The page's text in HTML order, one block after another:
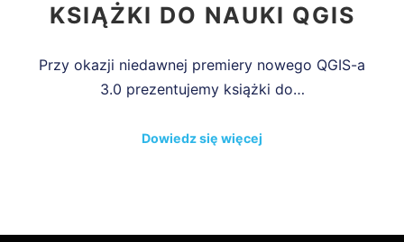
KSIĄŻKI DO NAUKI QGIS
Przy okazji niedawnej premiery nowego QGIS-a
3.0 prezentujemy książki do…
Dowiedz się więcej